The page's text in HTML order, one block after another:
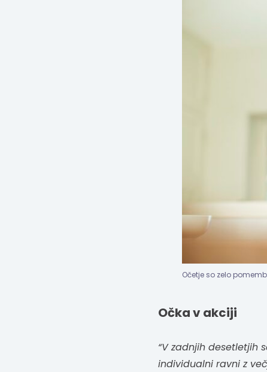
Očetje so zelo
Očka v akciji
“V zadnjih desetletjih
individualni ravni z